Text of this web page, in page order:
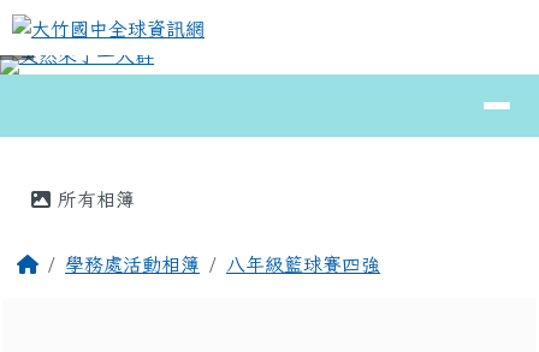
跳至主內容區
大竹國中全球資訊網
⏸
所有相簿
回首頁學務處活動相簿 八年級籃球賽四強